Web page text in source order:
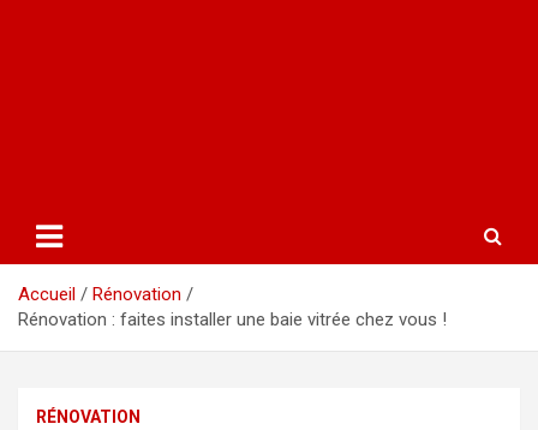
Accueil
Rénovation
Rénovation : faites installer une baie vitrée chez vous !
RÉNOVATION